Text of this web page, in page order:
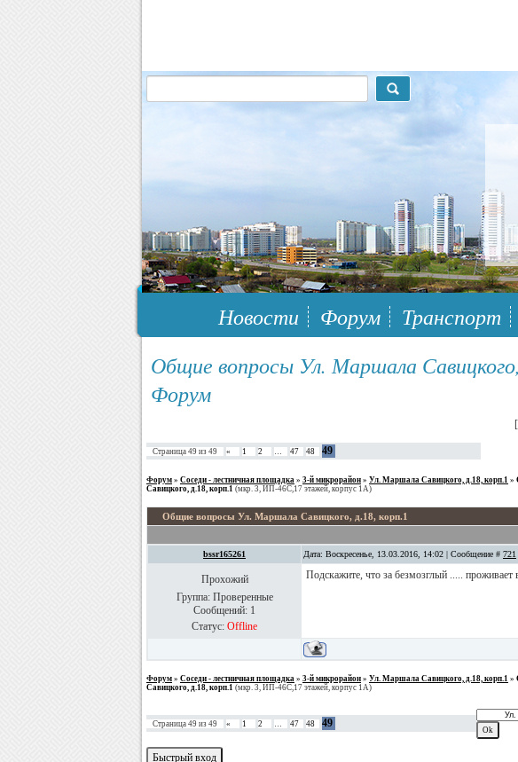
117148, г.Москва, ЮЗАО, муниципальный район Южное
Новости Форум Транспорт
Общие вопросы Ул. Маршала
Форум
[
Страница 49 из 49 « 1 2 … 47 48 49
Форум » Соседи - лестничная площадка » 3-й микрорайон » Ул. Маршала Савицкого, д.18, корп.1 »
Савицкого, д.18, корп.1 (мкр. 3, ИП-46С,17 этажей, корпус 1А)
Общие вопросы Ул. Маршала Савицкого, д.18, корп.1
bssr165261 Дата: Воскресенье, 13.03.2016, 14:02 | Сообщение # 721
Прохожий
Группа: Проверенные
Сообщений: 1
Статус: Offline
Подскажите, что за безмозглый .....
Форум » Соседи - лестничная площадка » 3-й микрорайон » Ул. Маршала Савицкого, д.18, корп.1 »
Савицкого, д.18, корп.1 (мкр. 3, ИП-46С,17 этажей, корпус 1А)
Страница 49 из 49 « 1 2 … 47 48 49